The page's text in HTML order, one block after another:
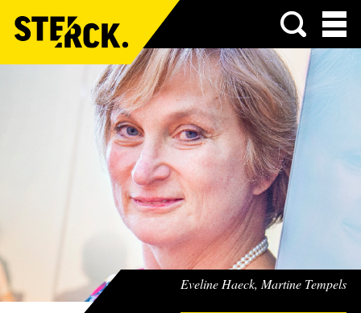
Menu
Eveline Haeck, Martine Tempels